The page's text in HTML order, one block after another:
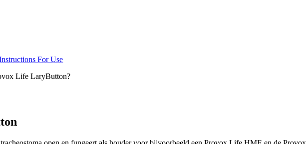
For Use
Life LaryButton?